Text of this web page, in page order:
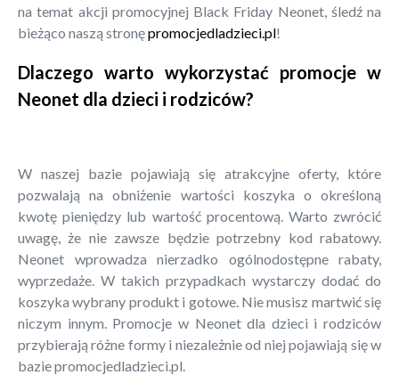
na temat akcji promocyjnej Black Friday Neonet, śledź na
bieżąco naszą stronępromocjedladzieci.pl!
Dlaczego warto wykorzystać promocje w
Neonet dla dzieci i rodziców?
W naszej bazie pojawiają się atrakcyjne oferty, które
pozwalają na obniżenie wartości koszyka o określoną
kwotę pieniędzy lub wartość procentową. Warto zwrócić
uwagę, że nie zawsze będzie potrzebny kod rabatowy.
Neonet wprowadza nierzadko ogólnodostępne rabaty,
wyprzedaże. W takich przypadkach wystarczy dodać do
koszyka wybrany produkt i gotowe. Nie musisz martwić się
niczym innym. Promocje w Neonet dla dzieci i rodziców
przybierają różne formy i niezależnie od niej pojawiają się w
bazie promocjedladzieci.pl.